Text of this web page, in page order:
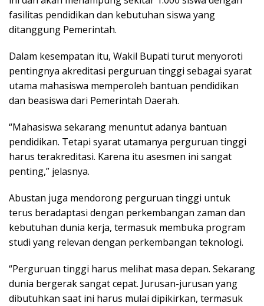
fasilitas pendidikan dan kebutuhan siswa yang
ditanggung Pemerintah.
Dalam kesempatan itu, Wakil Bupati turut menyoroti
pentingnya akreditasi perguruan tinggi sebagai syarat
utama mahasiswa memperoleh bantuan pendidikan
dan beasiswa dari Pemerintah Daerah.
“Mahasiswa sekarang menuntut adanya bantuan
pendidikan. Tetapi syarat utamanya perguruan tinggi
harus terakreditasi. Karena itu asesmen ini sangat
penting,” jelasnya.
Abustan juga mendorong perguruan tinggi untuk
terus beradaptasi dengan perkembangan zaman dan
kebutuhan dunia kerja, termasuk membuka program
studi yang relevan dengan perkembangan teknologi.
“Perguruan tinggi harus melihat masa depan. Sekarang
dunia bergerak sangat cepat. Jurusan-jurusan yang
dibutuhkan saat ini harus mulai dipikirkan, termasuk